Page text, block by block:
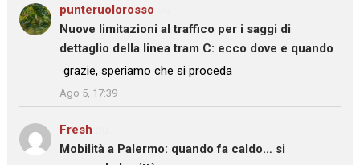
punteruolorosso
Nuove limitazioni al traffico per i saggi di
dettaglio della linea tram C: ecco dove e quando
: “
grazie, speriamo che si proceda
”
Ago 5, 17:39
Fresh
Mobilità a Palermo: quando fa caldo… si